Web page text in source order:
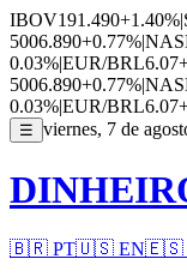
IBOV191.490+1.40%|
5006.890+0.77%|
0.03%|EUR/BRL6.07
5006.890+0.77%|
0.03%|EUR/BRL6.07
☰ viernes, 7 de
🇧🇷 PT🇺🇸 EN🇪🇸